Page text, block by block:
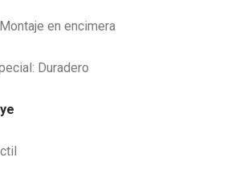
en encimera
Duradero